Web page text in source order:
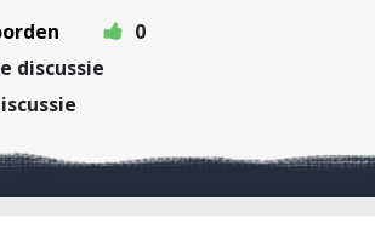
0
discussie